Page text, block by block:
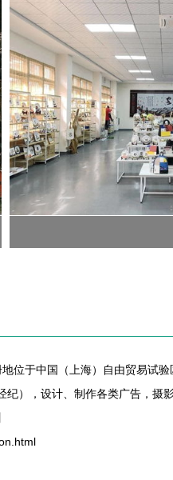
位于中国（上海）自由贸易试
），设计、制作各类广告，